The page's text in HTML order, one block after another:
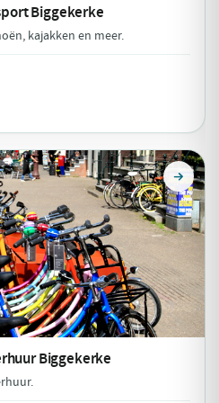
Biggekerke
kajakken en meer.
Biggekerke